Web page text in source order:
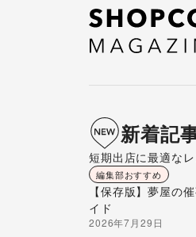
新着記
短期出店に最適な
編集部おすすめ
【保存版】夢屋の
イド
2026年7月29日